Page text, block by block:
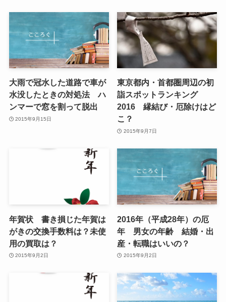
大雨で冠水した道路で車が
水没したときの対処法 ハ
ンマーで窓を割って脱出
2015年9月15日
東京都内・首都圏周辺の初
詣スポットランキング
2016 縁結び・厄除けはど
こ？
2015年9月7日
年賀状 書き損じた年賀は
がきの交換手数料は？未使
用の買取は？
2015年9月2日
2016年（平成28年）の厄
年 男女の年齢 結婚・出
産・転職はいいの？
2015年9月2日